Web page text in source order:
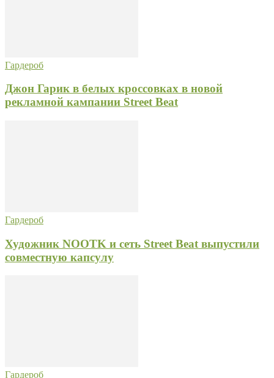
Гардероб
Джон Гарик в белых кроссовках в новой
рекламной кампании Street Beat
Гардероб
Художник NOOTK и сеть Street Beat выпустили
совместную капсулу
Гардероб